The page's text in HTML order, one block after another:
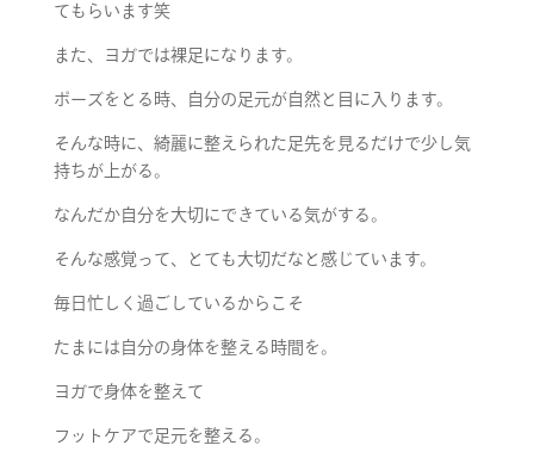
てもらいます笑
また、ヨガでは裸足になります。
ポーズをとる時、自分の足元が自然と目に入ります。
そんな時に、綺麗に整えられた足先を見るだけで少し気
持ちが上がる。
なんだか自分を大切にできている気がする。
そんな感覚って、とても大切だなと感じています。
毎日忙しく過ごしているからこそ
たまには自分の身体を整える時間を。
ヨガで身体を整えて
フットケアで足元を整える。